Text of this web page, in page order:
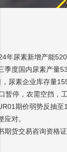
年尿素新增产能
季度国内尿素产量
尿素企业库存量
暂停，农需空挡，
期价弱势反抽
对。
期货交易咨询资格